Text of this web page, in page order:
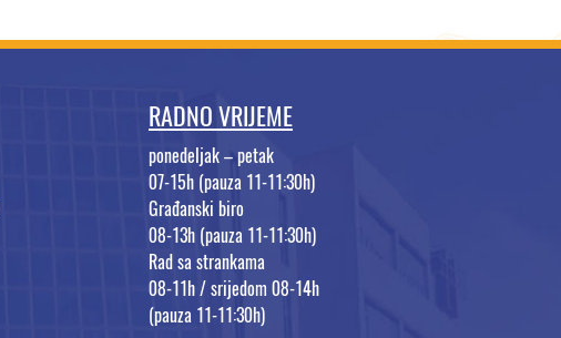
RADNO VRIJEME
ponedeljak – petak
07-15h (pauza 11-11:30h)
Građanski biro
08-13h (pauza 11-11:30h)
Rad sa strankama
08-11h / srijedom 08-14h
(pauza 11-11:30h)